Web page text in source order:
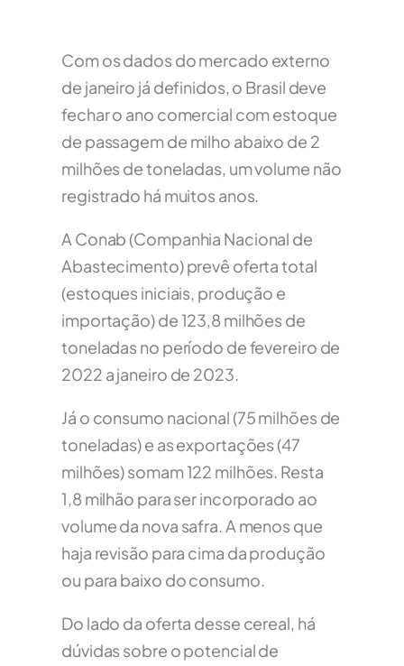
Com os dados do mercado externo
de janeiro já definidos, o Brasil deve
fechar o ano comercial com estoque
de passagem de milho abaixo de 2
milhões de toneladas, um volume não
registrado há muitos anos.
A Conab (Companhia Nacional de
Abastecimento) prevê oferta total
(estoques iniciais, produção e
importação) de 123,8 milhões de
toneladas no período de fevereiro de
2022 a janeiro de 2023.
Já o consumo nacional (75 milhões de
toneladas) e as exportações (47
milhões) somam 122 milhões. Resta
1,8 milhão para ser incorporado ao
volume da nova safra. A menos que
haja revisão para cima da produção
ou para baixo do consumo.
Do lado da oferta desse cereal, há
dúvidas sobre o potencial de